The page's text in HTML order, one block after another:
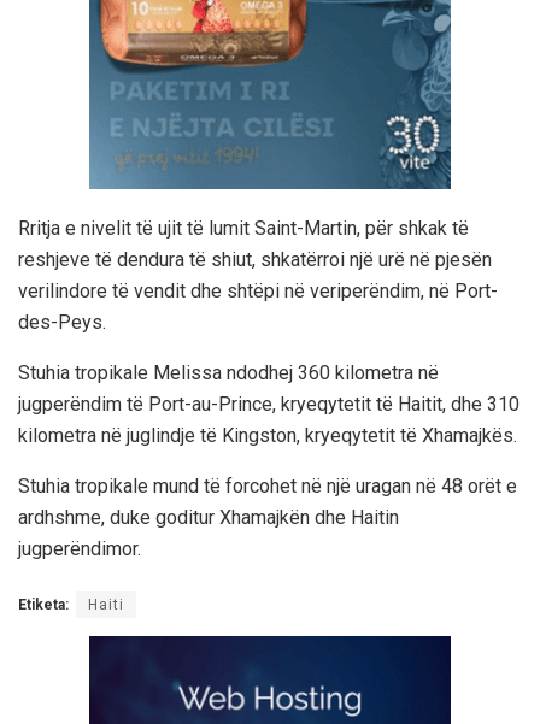
Rritja e nivelit të ujit të lumit Saint-Martin, për shkak të
reshjeve të dendura të shiut, shkatërroi një urë në pjesën
verilindore të vendit dhe shtëpi në veriperëndim, në Port-
des-Peys.
Stuhia tropikale Melissa ndodhej 360 kilometra në
jugperëndim të Port-au-Prince, kryeqytetit të Haitit, dhe 310
kilometra në juglindje të Kingston, kryeqytetit të Xhamajkës.
Stuhia tropikale mund të forcohet në një uragan në 48 orët e
ardhshme, duke goditur Xhamajkën dhe Haitin
jugperëndimor.
Etiketa: Haiti